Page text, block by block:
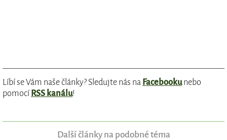
Líbí se Vám naše články? Sledujte nás na Facebookunebo
pomocíRSS kanálu!
Další články na podobné téma